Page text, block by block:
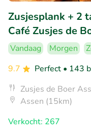
Zusjesplank + 2
Café Zusjes de
Vandaag Morgen
9.7
Perfect • 143
Zusjes de Boer
Assen (15km)
Verkocht: 267